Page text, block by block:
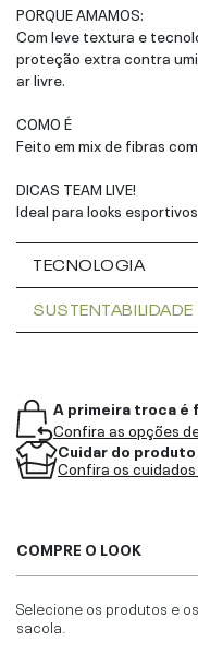
PORQUE AMAMOS:
Com leve textura e
proteção extra contra
ar livre.
COMO É
Feito em mix de fibras
DICAS TEAM LIVE!
Ideal para looks esportivos.
TECNOLOGIA
SUSTENTABILIDADE
A primeira troca é
Confira as opções
Cuidar do produto
Confira os
COMPRE O LOOK
Selecione os produtos e
sacola.